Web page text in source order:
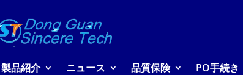
製品紹介 ニュース 品質保険 PO手続き